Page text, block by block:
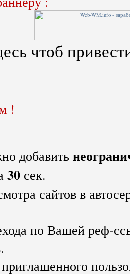
чтоб
!
добавить
30 сек.
сайтов в
по Вашей реф-